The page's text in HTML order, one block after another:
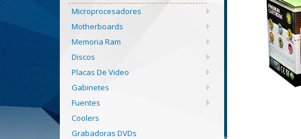
Microprocesadores
Motherboards
Memoria Ram
Discos
Placas De Video
Gabinetes
Fuentes
Coolers
Grabadoras DVDs